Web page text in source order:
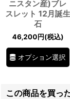
ニスタン産)ブレ
スレット 12月誕生
石
46,200円(税込)
オプション選択
この商品を買っ